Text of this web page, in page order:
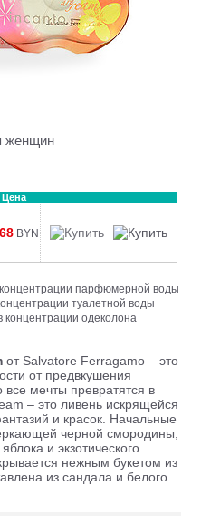
женщин
Цена
BYN
парфюмерной воды
туалетной воды
одеколона
от Salvatore Ferragamo – это
от предвкушения
все мечты превратятся в
– это ливень искрящейся
и красок. Начальные
черной смородины,
и экзотического
нежным букетом из
из сандала и белого